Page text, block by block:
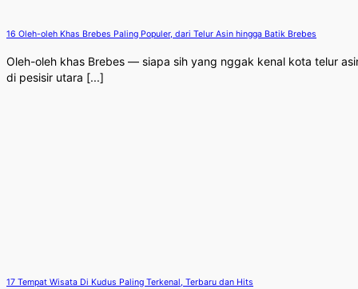
16 Oleh-oleh Khas Brebes Paling Populer, dari Telur Asin hingga Batik Brebes
Oleh-oleh khas Brebes — siapa sih yang nggak kenal kota telur
di pesisir utara [...]
17 Tempat Wisata Di Kudus Paling Terkenal, Terbaru dan Hits